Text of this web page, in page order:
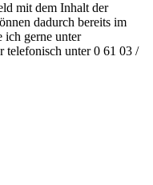
mit dem Inhalt der
dadurch bereits im
ich gerne unter
telefonisch unter 0 61 03 /